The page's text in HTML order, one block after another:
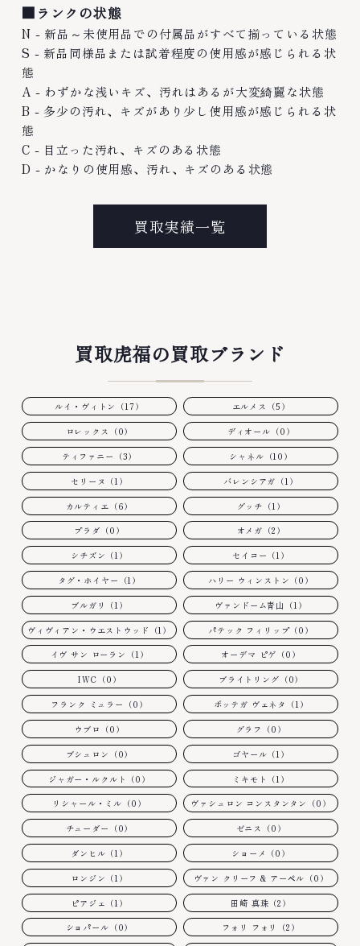
■ランクの状態
N - 新品～未使用品での付属品がすべて揃っている状態
S - 新品同様品または試着程度の使用感が感じられる状
態
A - わずかな浅いキズ、汚れはあるが大変綺麗な状態
B - 多少の汚れ、キズがあり少し使用感が感じられる状
態
C - 目立った汚れ、キズのある状態
D - かなりの使用感、汚れ、キズのある状態
買取実績一覧
買取虎福の買取ブランド
ルイ・ヴィトン（17） エルメス（5）
ロレックス（0） ディオール（0）
ティファニー（3） シャネル（10）
セリーヌ（1） バレンシアガ（1）
カルティエ（6） グッチ（1）
プラダ（0） オメガ（2）
シチズン（1） セイコー（1）
タグ・ホイヤー（1） ハリー ウィンストン（0）
ブルガリ（1） ヴァンドーム青山（1）
ヴィヴィアン・ウエストウッド（1） パテック フィリップ（0）
イヴ サン ローラン（1） オーデマ ピゲ（0）
IWC（0） ブライトリング（0）
フランク ミュラー（0） ボッテガ ヴェネタ（1）
ウブロ（0） グラフ（0）
ブシュロン（0） ゴヤール（1）
ジャガー・ルクルト（0） ミキモト（1）
リシャール・ミル（0） ヴァシュロン コンスタンタン（0）
チューダー（0） ゼニス（0）
ダンヒル（1） ショーメ（0）
ロンジン（1） ヴァン クリーフ & アーペル（0）
ピアジェ（1） 田崎 真珠（2）
ショパール（0） フォリ フォリ（2）